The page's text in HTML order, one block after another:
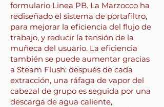
formulario Linea PB. La Marzocco ha
rediseñado el sistema de portafiltro,
para mejorar la eficiencia del flujo de
trabajo, y reducir la tensión de la
muñeca del usuario. La eficiencia
también se puede aumentar gracias
a Steam Flush: después de cada
extracción, una ráfaga de vapor del
cabezal de grupo es seguida por una
descarga de agua caliente,